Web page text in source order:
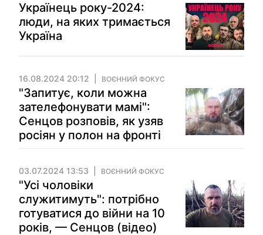
Українець року-2024:
люди, на яких тримається
Україна
16.08.2024 20:12 ВОЄННИЙ ФОКУС
"Запитує, коли можна
зателефонувати мамі":
Сенцов розповів, як узяв
росіян у полон на фронті
03.07.2024 13:53 ВОЄННИЙ ФОКУС
"Усі чоловіки
служитимуть": потрібно
готуватися до війни на 10
років, — Сенцов (відео)